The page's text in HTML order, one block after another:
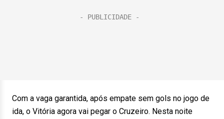
Com a vaga garantida, após empate sem gols no jogo de
ida, o Vitória agora vai pegar o Cruzeiro. Nesta noite